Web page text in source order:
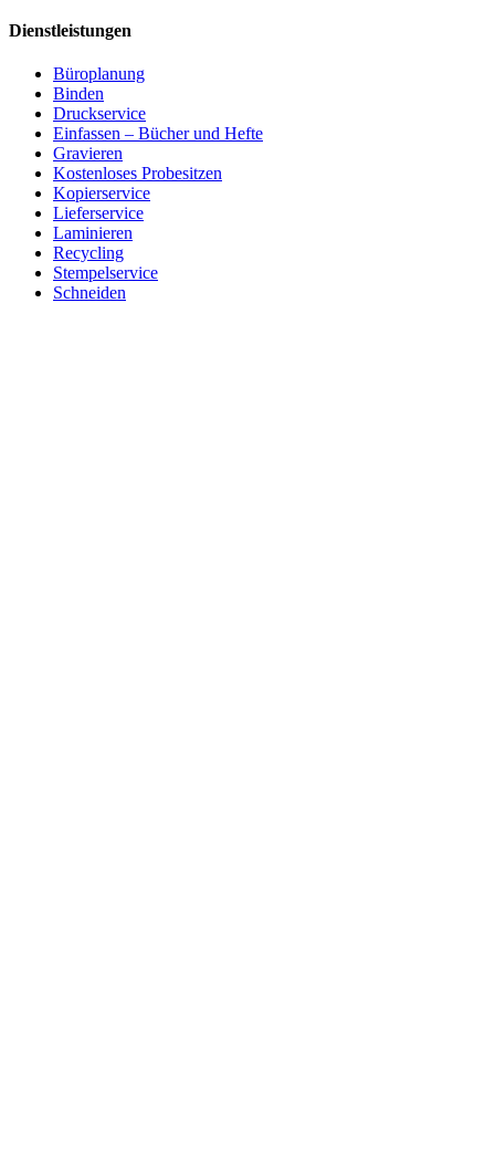
Dienstleistungen
Büroplanung
Binden
Druckservice
Einfassen – Bücher und Hefte
Gravieren
Kostenloses Probesitzen
Kopierservice
Lieferservice
Laminieren
Recycling
Stempelservice
Schneiden